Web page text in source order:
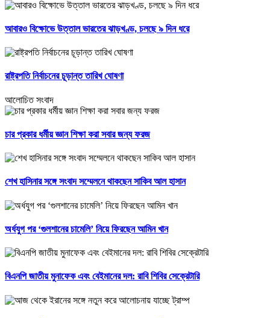
আবারও বিক্ষোভে উত্তাল ভারতের ঝাড়খণ্ড, চলছে ৯ দিন ধরে
রাষ্ট্রপতি নির্বাচনের চূড়ান্ত তারিখ ঘোষণা
আলোচিত সংবাদ
চার প্রকার ধর্মীয় জ্ঞান শিক্ষা করা সবার জন্য ফরজ
শেখ হাসিনার সঙ্গে সংবাদ সম্মেলনে থাকছেন সাকিব আল হাসান
অর্ধযুগ পর ‘গুলশানের চামেলি’ নিয়ে ফিরছেন আমিন খান
বিএনপি জাতীয় মুনাফেক এবং বেইমানের দল: রাবি শিবির সেক্রেটারি